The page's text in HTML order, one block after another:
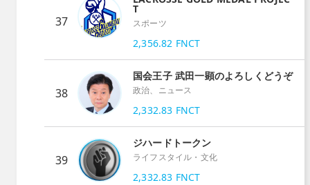
37
T
スポーツ
2,356.82 FNCT
38
国会王子 武田一顕のよろしくどうぞ
政治、ニュース
2,332.83 FNCT
39
ジハードトークン
ライフスタイル・文化
2,332.83 FNCT